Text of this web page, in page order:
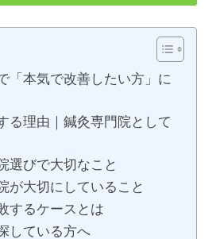
「本気で改善したい方」に
る理由｜鍼灸専門院として
選びで大切なこと
が大切にしていること
するケースとは
している方へ